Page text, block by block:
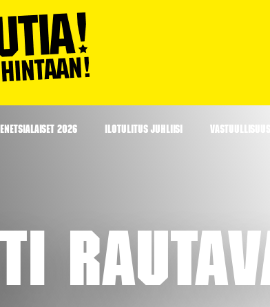
2026 ILOTULITUS JUHLIISI VASTUULLISUUS